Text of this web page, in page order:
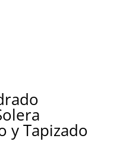
y Tapizado